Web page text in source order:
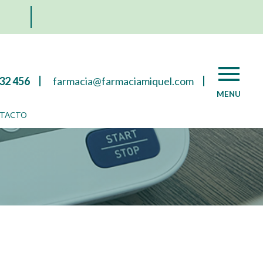
456 farmacia@farmaciamiquel.com
MENU